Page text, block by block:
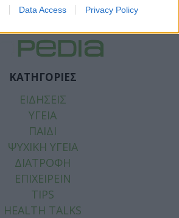
Data Access Privacy Policy
ΚΑΤΗΓΟΡΙΕΣ
ΕΙΔΗΣΕΙΣ
ΥΓΕΙΑ
ΠΑΙΔΙ
ΨΥΧΙΚΗ ΥΓΕΙΑ
ΔΙΑΤΡΟΦΗ
ΕΠΙΧΕΙΡΕΙΝ
TIPS
HEALTH TALKS